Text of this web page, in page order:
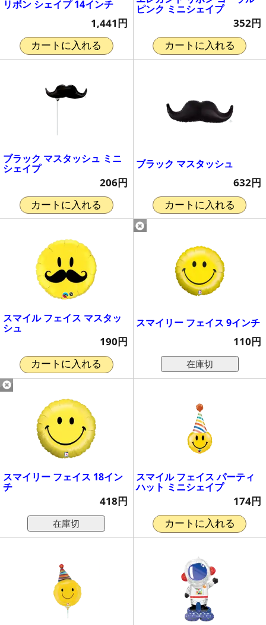
リボン シェイプ 14インチ
1,441円
カートに入れる
ピンク ミニシェイプ
352円
カートに入れる
ブラック マスタッシュ ミニ
シェイプ
206円
カートに入れる
ブラック マスタッシュ
632円
カートに入れる
スマイル フェイス マスタッ
シュ
190円
カートに入れる
スマイリー フェイス 9インチ
110円
在庫切
スマイリー フェイス 18イン
チ
418円
在庫切
スマイル フェイス パーティ
ハット ミニシェイプ
174円
カートに入れる